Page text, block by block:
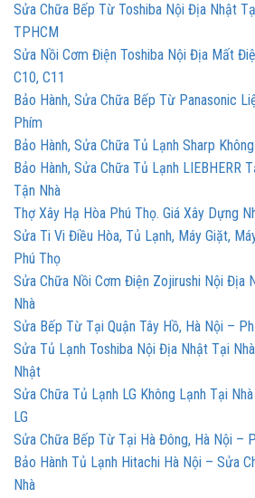
Sửa Chữa Bếp Từ Toshiba Nội Địa Nhật
TPHCM
Sửa Nồi Cơm Điện Toshiba Nội Địa Mất
C10, C11
Bảo Hành, Sửa Chữa Bếp Từ Panasonic
Phím
Bảo Hành, Sửa Chữa Tủ Lạnh Sharp
Bảo Hành, Sửa Chữa Tủ Lạnh LIEBHERR
Tận Nhà
Thợ Xây Hạ Hòa Phú Thọ. Giá Xây Dựng
Sửa Ti Vi Điều Hòa, Tủ Lạnh, Máy Giặt,
Phú Thọ
Sửa Chữa Nồi Cơm Điện Zojirushi Nội Địa
Nhà
Sửa Bếp Từ Tại Quận Tây Hồ, Hà Nội –
Sửa Tủ Lạnh Toshiba Nội Địa Nhật Tại
Nhật
Sửa Chữa Tủ Lạnh LG Không Lạnh Tại
LG
Sửa Chữa Bếp Từ Tại Hà Đông, Hà Nội –
Bảo Hành Tủ Lạnh Hitachi Hà Nội – Sửa
Nhà